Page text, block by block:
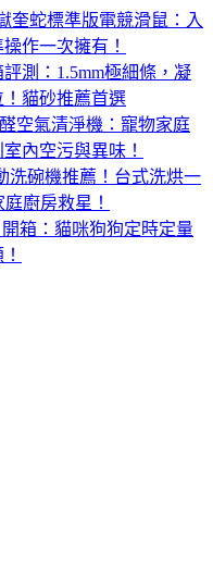
奎蛇標準版電競滑鼠：入
作一次擁有！
測：1.5mm極細條，凝
貓砂推薦首選
空氣清淨機：寵物家庭
內空污與異味！
洗碗機推薦！台式洗烘一
廚房救星！
開箱：貓咪狗狗定時定量